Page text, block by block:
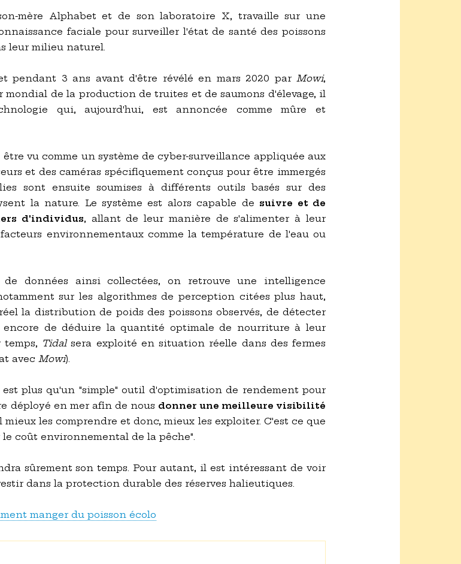
mère Alphabet et de son laboratoire X, travaille sur une
faciale pour surveiller l'état de santé des poissons
leur milieu naturel.
pendant 3 ans avant d'être révélé en mars 2020 par Mowi,
mondial de la production de truites et de saumons d'élevage, il
qui, aujourd'hui, est annoncée comme mûre et
être vu comme un système de cyber-surveillance appliquée aux
et des caméras spécifiquement conçus pour être immergés
sont ensuite soumises à différents outils basés sur des
la nature. Le système est alors capable de suivre et de
d'individus, allant de leur manière de s'alimenter à leur
environnementaux comme la température de l'eau ou
données ainsi collectées, on retrouve une intelligence
sur les algorithmes de perception citées plus haut,
la distribution de poids des poissons observés, de détecter
encore de déduire la quantité optimale de nourriture à leur
Tidalsera exploité en situation réelle dans des fermes
avec Mowi).
plus qu'un "simple" outil d'optimisation de rendement pour
déployé en mer afin de nous donner une meilleure visibilité
mieux les comprendre et donc, mieux les exploiter. C'est ce que
coût environnemental de la pêche".
sûrement son temps. Pour autant, il est intéressant de voir
dans la protection durable des réserves halieutiques.
manger du poisson écolo